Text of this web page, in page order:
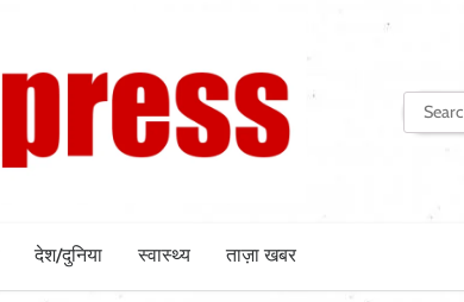
Search
for:
देश/दुनिया स्वास्थ्य ताज़ा खबर